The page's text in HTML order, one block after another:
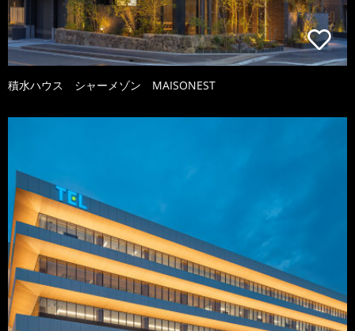
積水ハウス シャーメゾン MAISONEST